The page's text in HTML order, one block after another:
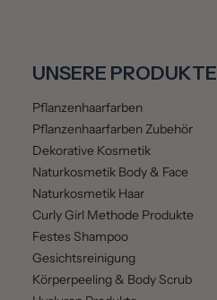
UNSERE PRODUKTE
Pflanzenhaarfarben
Pflanzenhaarfarben Zubehör
Dekorative Kosmetik
Naturkosmetik Body & Face
Naturkosmetik Haar
Curly Girl Methode Produkte
Festes Shampoo
Gesichtsreinigung
Körperpeeling & Body Scrub